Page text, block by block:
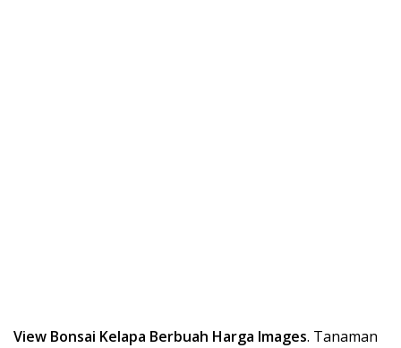
View Bonsai Kelapa Berbuah Harga Images. Tanaman